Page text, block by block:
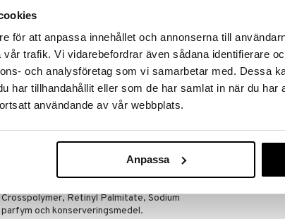
för att anpassa innehållet och annonserna till
trafik. Vi vidarebefordrar även sådana identifierare
och analysföretag som vi samarbetar med. Dessa
har tillhandahållit eller som de har samlat in när du har
användande av vår webbplats.
Anpassa
enkel och noggrann dosering med mindre kladd.
två pumptryckningar per fot under 1-3 veckors tid.
minut och av praktiska skäl helst på kvällen. Efter
torka in helt.
Acid, Tartaric Acid, Glycolic acid, Panthenol,
Polymer – sätt in, PEG-20 Methyl Glucose
Butyrospermum Parkii Butter,
Retinyl Palmitate, Sodium
och konserveringsmedel.